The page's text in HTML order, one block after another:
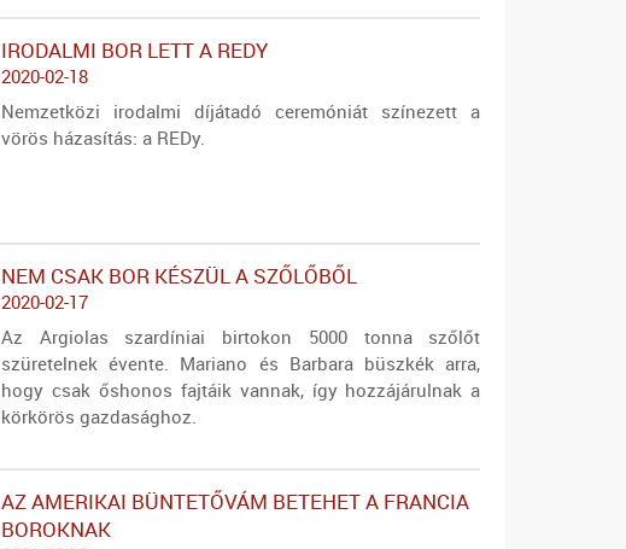
IRODALMI BOR LETT A REDY
2020-02-18
Nemzetközi irodalmi díjátadó ceremóniát színezett a
vörös házasítás: a REDy.
NEM CSAK BOR KÉSZÜL A SZŐLŐBŐL
2020-02-17
Az Argiolas szardíniai birtokon 5000 tonna szőlőt
szüretelnek évente. Mariano és Barbara büszkék arra,
hogy csak őshonos fajtáik vannak, így hozzájárulnak a
körkörös gazdasághoz.
AZ AMERIKAI BÜNTETŐVÁM BETEHET A FRANCIA
BOROKNAK